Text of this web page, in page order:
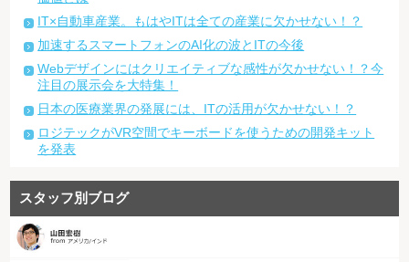
IT×自動車産業。もはやITは全ての産業に欠かせない！？
加速するスマートフォンのAI化の波とITの今後
Webデザインにはクリエイティブな感性が欠かせない！？今
注目の展示会を大特集！
日本の医療業界の発展には、ITの活用が欠かせない！？
ロジテックがVR空間でキーボードを使うための開発キット
を発表
スタッフ別ブログ